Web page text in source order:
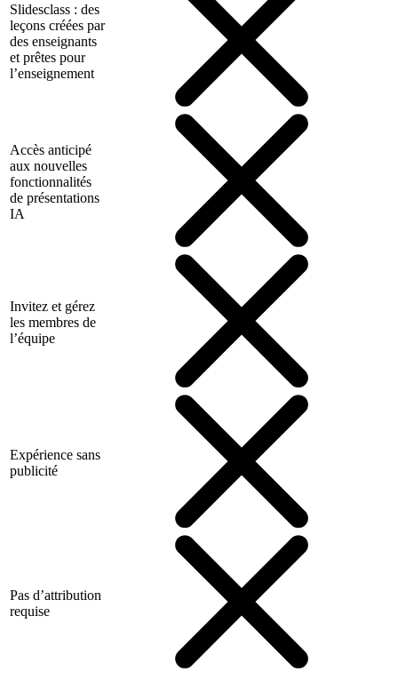
Slidesclass : des
leçons créées par
des enseignants
et prêtes pour
l’enseignement
Accès anticipé
aux nouvelles
fonctionnalités
de présentations
IA
Invitez et gérez
les membres de
l’équipe
Expérience sans
publicité
Pas d’attribution
requise